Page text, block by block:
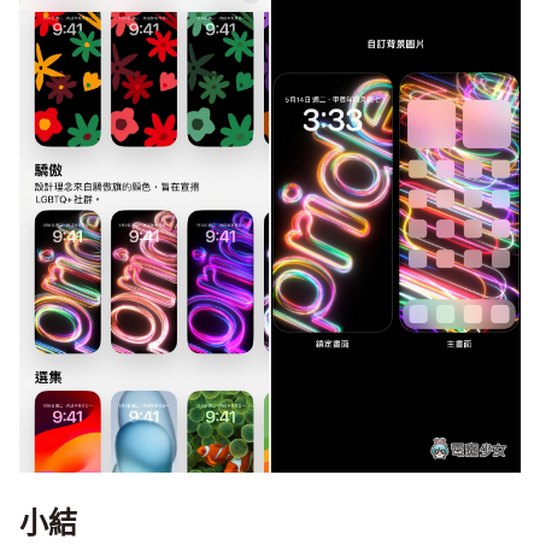
小結